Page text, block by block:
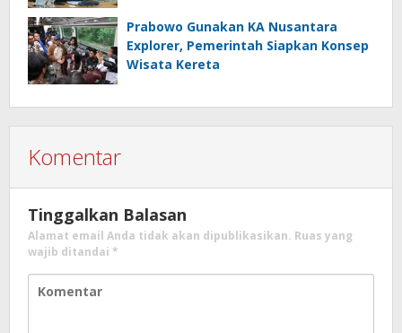
Prabowo Gunakan KA Nusantara
Explorer, Pemerintah Siapkan Konsep
Wisata Kereta
Komentar
Tinggalkan Balasan
Alamat email Anda tidak akan dipublikasikan. Ruas yang
wajib ditandai *